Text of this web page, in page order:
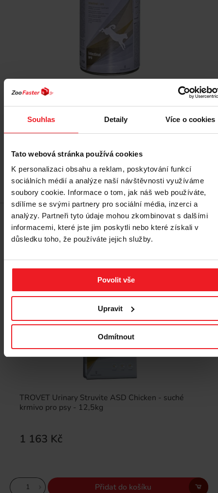
Souhlas Detaily Více o cookies
Tato webová stránka používá cookies
K personalizaci obsahu a reklam, poskytování funkcí
sociálních médií a analýze naší návštěvnosti využíváme
soubory cookie. Informace o tom, jak náš web používáte,
sdílíme se svými partnery pro sociální média, inzerci a
analýzy. Partneři tyto údaje mohou zkombinovat s dalšími
informacemi, které jste jim poskytli nebo které získali v
důsledku toho, že používáte jejich služby.
Povolit vše
Upravit
Odmítnout
TROVET Intestinal DPD with duck Mono - Mokré
krmivo pro psy - 400 g
81 Kč
Přidat do košíku
TROVET Urinary Struvite ASD Chicken - suché
krmivo pro psy - 12,5kg
1 163 Kč
Nejprodávanější
Přidat do košíku